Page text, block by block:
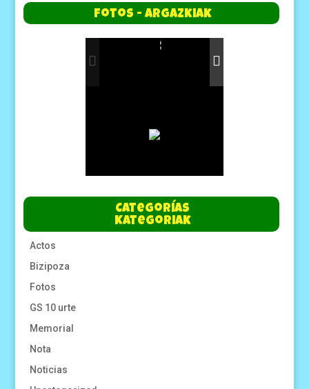
Fotos - Argazkiak
Categorías
Kategoriak
Actos
Bizipoza
Fotos
GS 10 urte
Memorial
Nota
Noticias